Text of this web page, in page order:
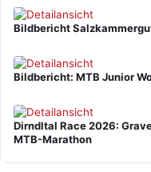
Bildbericht
Bildbericht: MTB Junior
Dirndltal Race 2026:
MTB-Marathon